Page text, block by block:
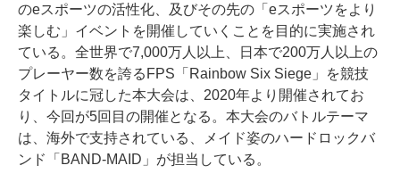
のeスポーツの活性化、及びその先の「eスポーツをより
楽しむ」イベントを開催していくことを目的に実施され
ている。全世界で7,000万人以上、日本で200万人以上の
プレーヤー数を誇るFPS「Rainbow Six Siege」を競技
タイトルに冠した本大会は、2020年より開催されてお
り、今回が5回目の開催となる。本大会のバトルテーマ
は、海外で支持されている、メイド姿のハードロックバ
ンド「BAND-MAID」が担当している。